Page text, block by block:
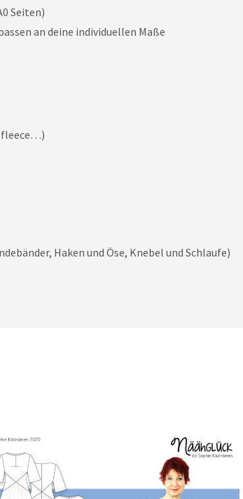
Seiten)
an deine individuellen Maße
Haken und Öse, Knebel und Schlaufe)